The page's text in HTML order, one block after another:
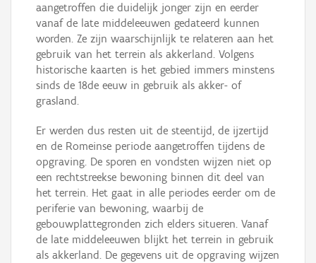
aangetroffen die duidelijk jonger zijn en eerder
vanaf de late middeleeuwen gedateerd kunnen
worden. Ze zijn waarschijnlijk te relateren aan het
gebruik van het terrein als akkerland. Volgens
historische kaarten is het gebied immers minstens
sinds de 18de eeuw in gebruik als akker- of
grasland.
Er werden dus resten uit de steentijd, de ijzertijd
en de Romeinse periode aangetroffen tijdens de
opgraving. De sporen en vondsten wijzen niet op
een rechtstreekse bewoning binnen dit deel van
het terrein. Het gaat in alle periodes eerder om de
periferie van bewoning, waarbij de
gebouwplattegronden zich elders situeren. Vanaf
de late middeleeuwen blijkt het terrein in gebruik
als akkerland. De gegevens uit de opgraving wijzen